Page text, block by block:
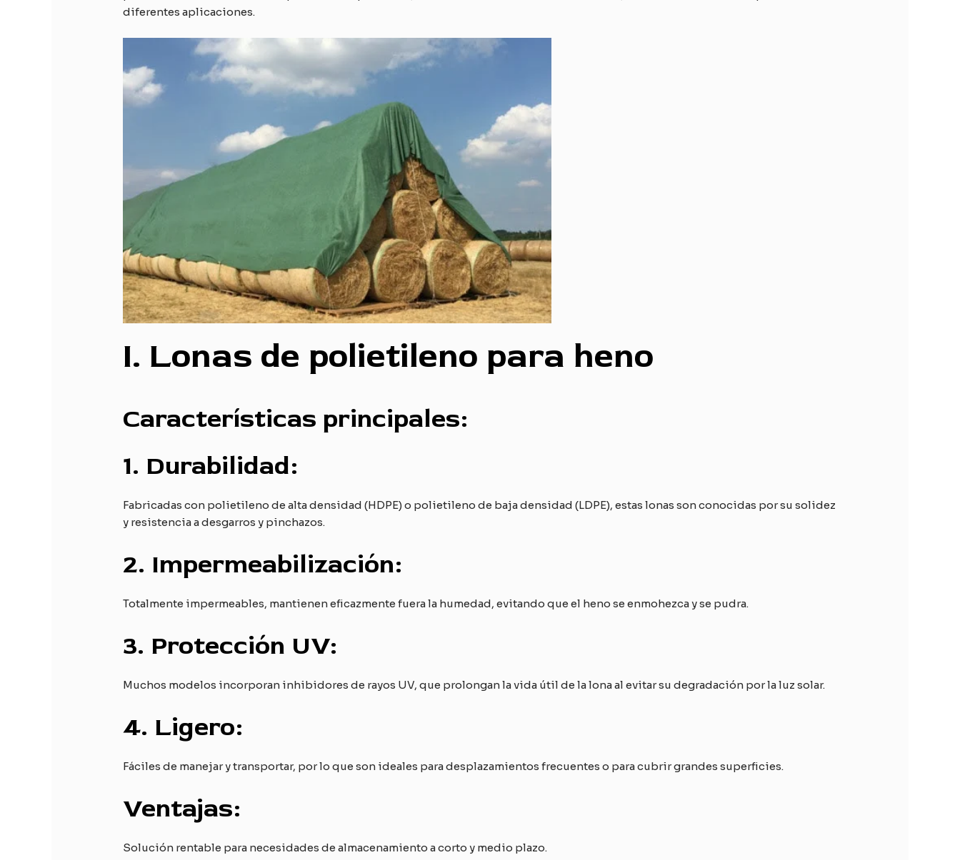
diferentes aplicaciones.
I. Lonas de polietileno para heno
Características principales:
1. Durabilidad:
Fabricadas con polietileno de alta densidad (HDPE) o polietileno de baja densidad (LDPE), estas lonas son conocidas por su solidez
y resistencia a desgarros y pinchazos.
2. Impermeabilización:
Totalmente impermeables, mantienen eficazmente fuera la humedad, evitando que el heno se enmohezca y se pudra.
3. Protección UV:
Muchos modelos incorporan inhibidores de rayos UV, que prolongan la vida útil de la lona al evitar su degradación por la luz solar.
4. Ligero:
Fáciles de manejar y transportar, por lo que son ideales para desplazamientos frecuentes o para cubrir grandes superficies.
Ventajas:
Solución rentable para necesidades de almacenamiento a corto y medio plazo.